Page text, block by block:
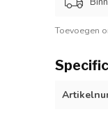
Toevoegen